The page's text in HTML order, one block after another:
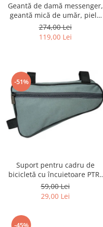
Geantă de damă messenger,
geantă mică de umăr, piele
ecologică, geantă bej cu
fermoar la modă - Peterson
PTR-PTN MX02-P-7717-D.BE
274,00 Lei
119,00 Lei
-51%
Suport pentru cadru de
bicicletă cu încuietoare PTR-
AR-S-101
59,00 Lei
29,00 Lei
-45%